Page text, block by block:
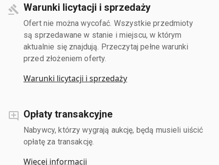
Warunki licytacji i sprzedaży
Ofert nie można wycofać. Wszystkie przedmioty
są sprzedawane w stanie i miejscu, w którym
aktualnie się znajdują. Przeczytaj pełne warunki
przed złożeniem oferty.
Warunki licytacji i sprzedaży
Opłaty transakcyjne
Nabywcy, którzy wygrają aukcję, będą musieli uiścić
opłatę za transakcję.
Więcej informacji